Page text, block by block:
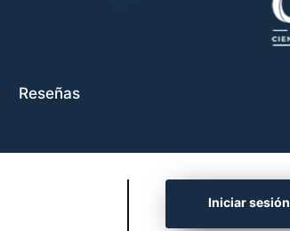
Reseñas
Iniciar sesión